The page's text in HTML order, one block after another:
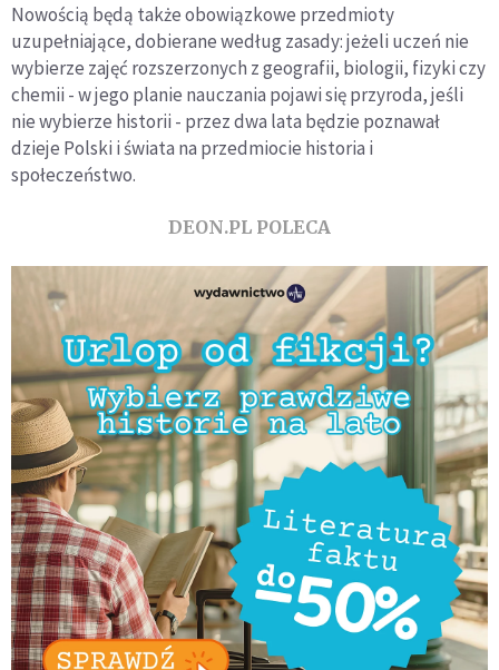
Nowością będą także obowiązkowe przedmioty
uzupełniające, dobierane według zasady: jeżeli uczeń nie
wybierze zajęć rozszerzonych z geografii, biologii, fizyki czy
chemii - w jego planie nauczania pojawi się przyroda, jeśli
nie wybierze historii - przez dwa lata będzie poznawał
dzieje Polski i świata na przedmiocie historia i
społeczeństwo.
DEON.PL POLECA